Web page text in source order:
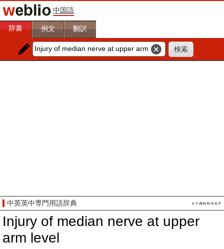
中国語
辞書 例文 翻訳
中英英中専門用語辞典
Injury of median nerve at upper
arm level